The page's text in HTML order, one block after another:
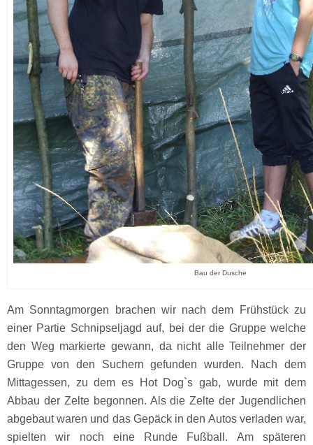
Bau der Dusche
Am Sonntagmorgen brachen wir nach dem Frühstück zu
einer Partie Schnipseljagd auf, bei der die Gruppe welche
den Weg markierte gewann, da nicht alle Teilnehmer der
Gruppe von den Suchern gefunden wurden. Nach dem
Mittagessen, zu dem es Hot Dog`s gab, wurde mit dem
Abbau der Zelte begonnen. Als die Zelte der Jugendlichen
abgebaut waren und das Gepäck in den Autos verladen war,
spielten wir noch eine Runde Fußball. Am späteren